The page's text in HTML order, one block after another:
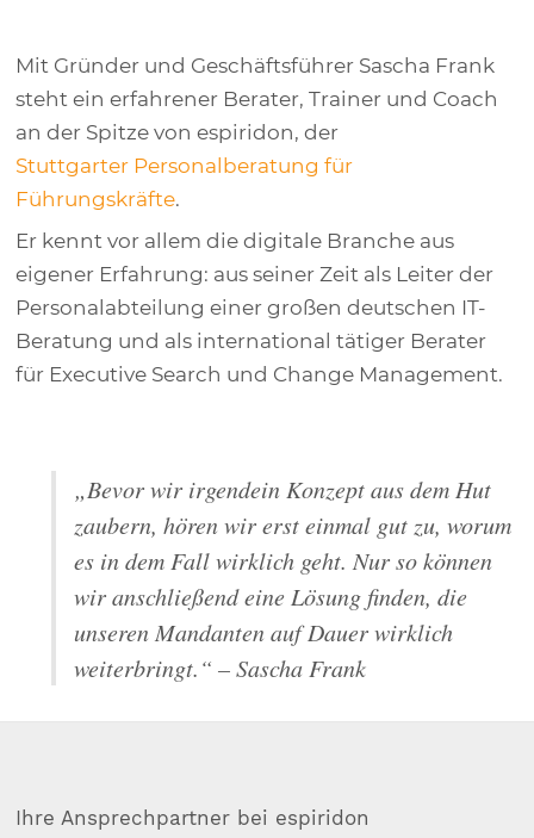
Mit Gründer und Geschäftsführer Sascha Frank
steht ein erfahrener Berater, Trainer und Coach
an der Spitze von espiridon, der
Stuttgarter Personalberatung für
Führungskräfte.
Er kennt vor allem die digitale Branche aus
eigener Erfahrung: aus seiner Zeit als Leiter der
Personalabteilung einer großen deutschen IT-
Beratung und als international tätiger Berater
für Executive Search und Change Management.
„Bevor wir irgendein Konzept aus dem Hut
zaubern, hören wir erst einmal gut zu, worum
es in dem Fall wirklich geht. Nur so können
wir anschließend eine Lösung finden, die
unseren Mandanten auf Dauer wirklich
weiterbringt.“ – Sascha Frank
Ihre Ansprechpartner bei espiridon